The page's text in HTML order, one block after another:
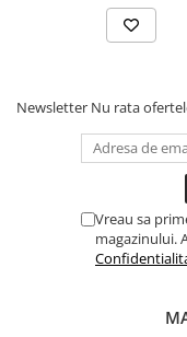
Vopsele speciale si
Chituri pentru rosturi
zugravit
Sindrila bituminoasa
Placi ondulate si
Folii acoperis
Prelungitoare si
Newsletter Nu rata
Vreau sa
magazinului.